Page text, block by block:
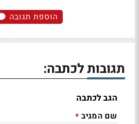
הוספת תגובה
תגובות לכתבה:
הגב לכתבה
שם המגיב *